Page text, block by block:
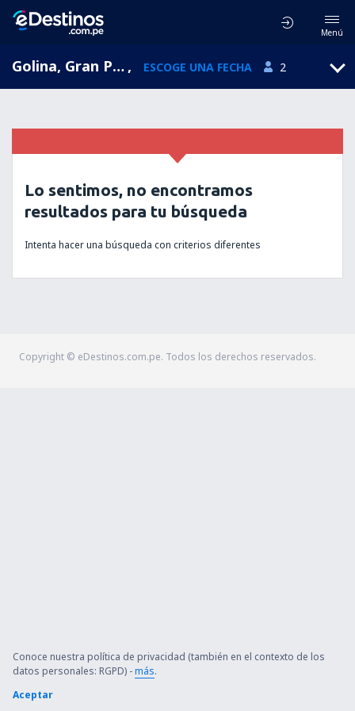
Menú
Golina, Gran Polonia, Polonia , ESCOGE UNA FECHA 2
Lo sentimos, no encontramos
resultados para tu búsqueda
Intenta hacer una búsqueda con criterios diferentes
Copyright © eDestinos.com.pe. Todos los derechos reservados.
Conoce nuestra política de privacidad (también en el contexto de los
datos personales: RGPD) -más.
Aceptar